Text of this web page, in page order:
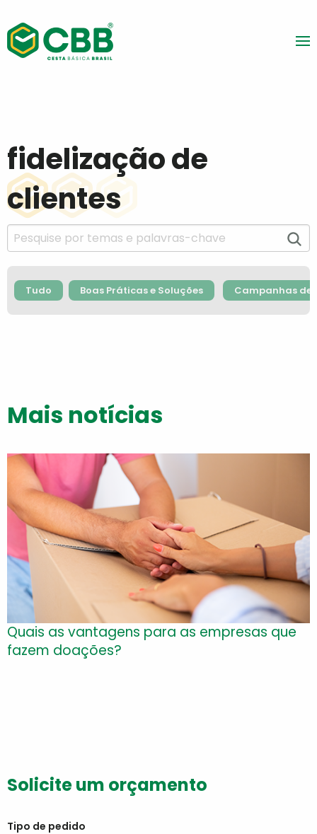
fidelização de
clientes
Tudo Boas Práticas e Soluções Campanhas de
Mais notícias
Quais as vantagens para as empresas que
fazem doações?
Solicite um orçamento
Tipo de pedido